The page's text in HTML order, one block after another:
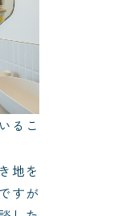
るこ
地を
すが